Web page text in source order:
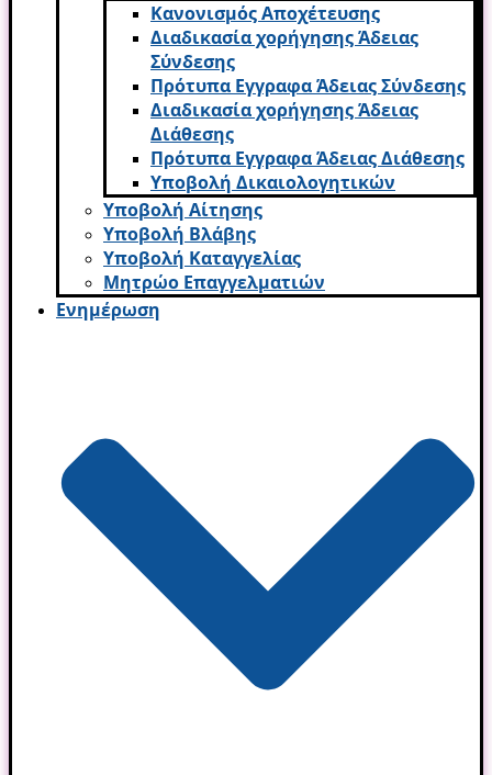
Κανονισμός Αποχέτευσης
Διαδικασία χορήγησης Άδειας
Σύνδεσης
Πρότυπα Εγγραφα Άδειας Σύνδεσης
Διαδικασία χορήγησης Άδειας
Διάθεσης
Πρότυπα Εγγραφα Άδειας Διάθεσης
Υποβολή Δικαιολογητικών
Υποβολή Αίτησης
Υποβολή Βλάβης
Υποβολή Καταγγελίας
Μητρώο Επαγγελματιών
Ενημέρωση